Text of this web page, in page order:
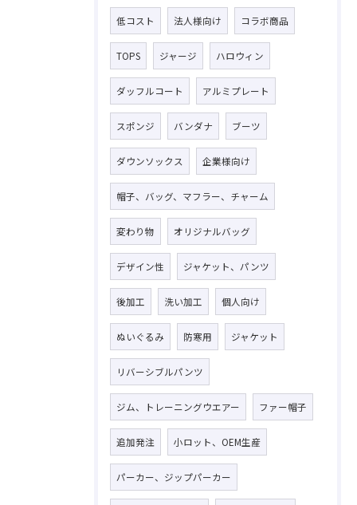
低コスト 法人様向け コラボ商品
TOPS ジャージ ハロウィン
ダッフルコート アルミプレート
スポンジ バンダナ ブーツ
ダウンソックス 企業様向け
帽子、バッグ、マフラー、チャーム
変わり物 オリジナルバッグ
デザイン性 ジャケット、パンツ
後加工 洗い加工 個人向け
ぬいぐるみ 防寒用 ジャケット
リバーシブルパンツ
ジム、トレーニングウエアー ファー帽子
追加発注 小ロット、OEM生産
パーカー、ジップパーカー